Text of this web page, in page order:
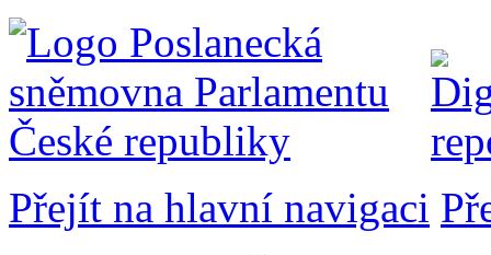
Přejít na hlavní navigaci